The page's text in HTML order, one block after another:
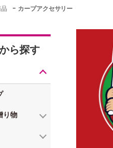
- カープアクセサリー
ら探す
り物